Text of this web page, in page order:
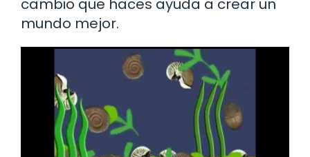
cambio que haces ayuda a crear un
mundo mejor.